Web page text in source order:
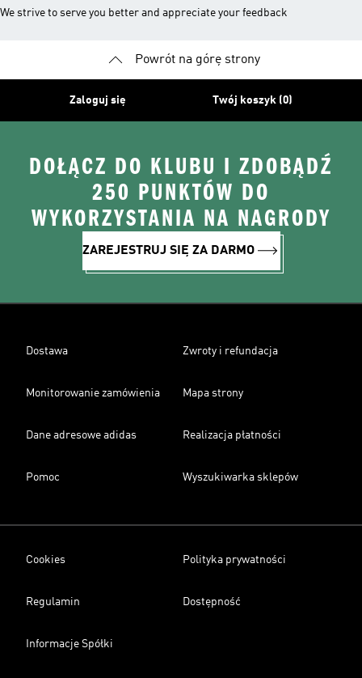
We strive to serve you better and appreciate your feedback
Powrót na górę strony
Zaloguj się Twój koszyk (0)
DOŁĄCZ DO KLUBU I ZDOBĄDŹ
250 PUNKTÓW DO
WYKORZYSTANIA NA NAGRODY
ZAREJESTRUJ SIĘ ZA DARMO
Dostawa Zwroty i refundacja
Monitorowanie zamówienia Mapa strony
Dane adresowe adidas Realizacja płatności
Pomoc Wyszukiwarka sklepów
Cookies Polityka prywatności
Regulamin Dostępność
Informacje Spółki